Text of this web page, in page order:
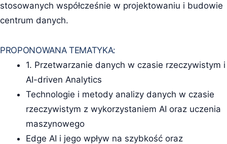
stosowanych współcześnie w projektowaniu i budowie
centrum danych.
PROPONOWANA TEMATYKA:
1. Przetwarzanie danych w czasie rzeczywistym i
AI-driven Analytics
Technologie i metody analizy danych w czasie
rzeczywistym z wykorzystaniem AI oraz uczenia
maszynowego
Edge AI i jego wpływ na szybkość oraz